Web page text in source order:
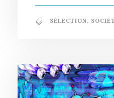
SÉLECTION,